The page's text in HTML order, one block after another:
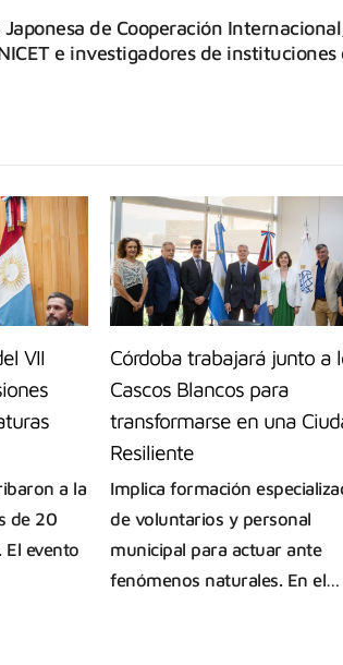
de Cooperación
e investigadores de instituciones
VII
a la
de 20
El evento
Córdoba trabajará junto a
Cascos Blancos para
transformarse en una
Resiliente
Implica formación
de voluntarios y personal
municipal para actuar ante
fenómenos naturales. En el…